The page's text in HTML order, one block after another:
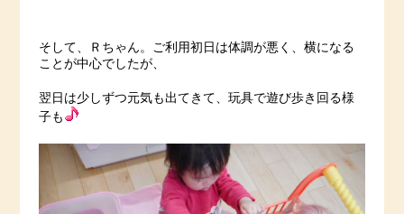
そして、Ｒちゃん。ご利用初日は体調が悪く、横になる
ことが中心でしたが、
翌日は少しずつ元気も出てきて、玩具で遊び歩き回る様
子も